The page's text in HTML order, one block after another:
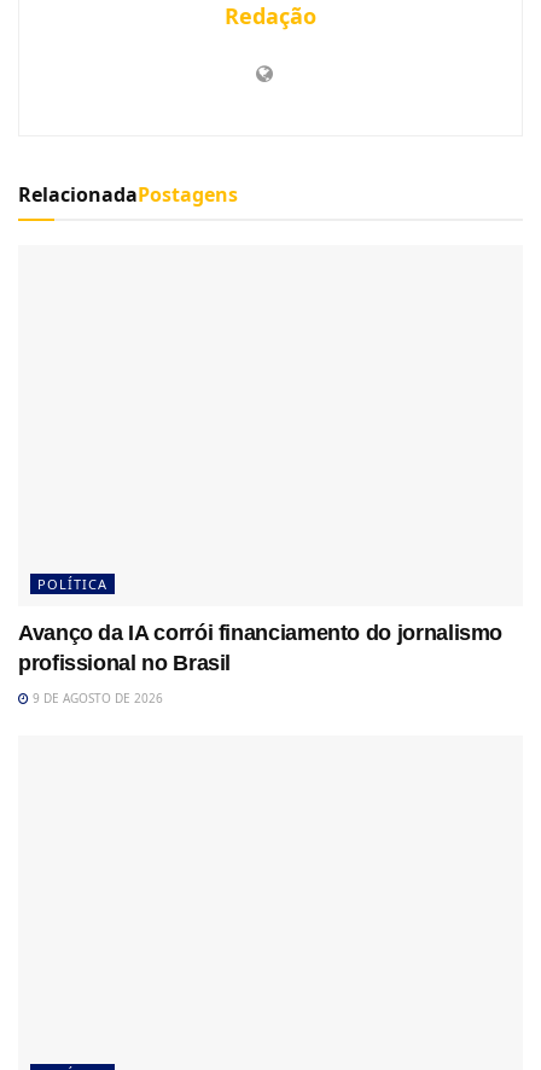
Redação
RelacionadaPostagens
POLÍTICA
Avanço da IA corrói financiamento do jornalismo
profissional no Brasil
9 DE AGOSTO DE 2026